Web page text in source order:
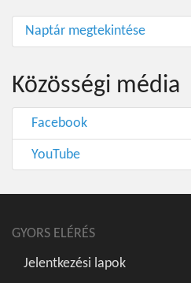
Naptár megtekintése
Közösségi média
Facebook
YouTube
GYORS ELÉRÉS
Jelentkezési lapok